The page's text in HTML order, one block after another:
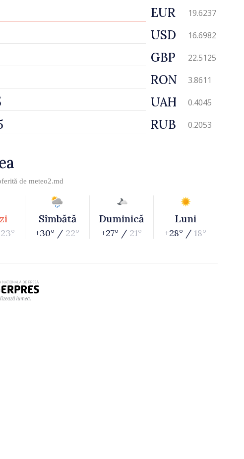
EUR 19.6237
USD 16.6982
GBP 22.5125
RON 3.8611
UAH 0.4045
RUB 0.2053
de meteo2.md
23°
Sîmbătă
+30° / 22°
Duminică
+27° / 21°
Luni
+28° / 18°